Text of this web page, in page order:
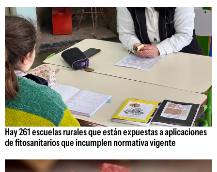
Hay 261 escuelas rurales que están expuestas a aplicaciones
de fitosanitarios que incumplen normativa vigente